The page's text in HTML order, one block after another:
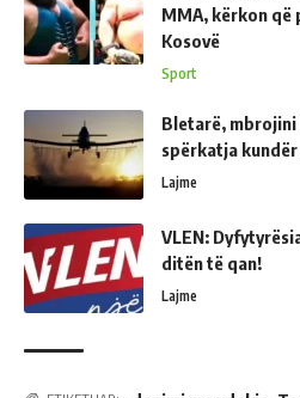
MMA, kërkon
Kosovë
Sport
Bletarë,
spërkatja
Lajme
VLEN:
ditën të qan!
Lajme